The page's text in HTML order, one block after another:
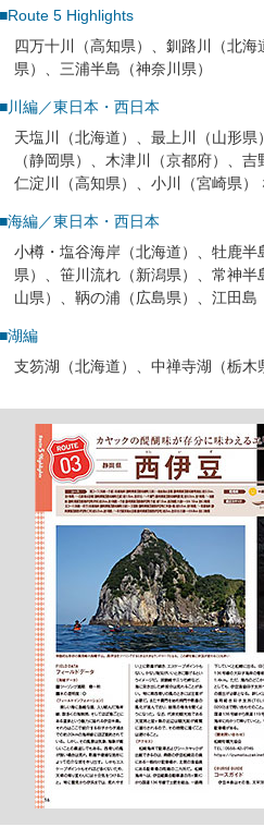
■Route 5 Highlights
四万十川（高知県）、釧路川（北
県）、三浦半島（神奈川県）
■川編／東日本・西日本
天塩川（北海道）、最上川（山形
（静岡県）、木津川（京都府）、
仁淀川（高知県）、小川（宮崎県）
■海編／東日本・西日本
小樽・塩谷海岸（北海道）、牡鹿
県）、笹川流れ（新潟県）、常神
山県）、鞆の浦（広島県）、江田
■湖編
支笏湖（北海道）、中禅寺湖（栃